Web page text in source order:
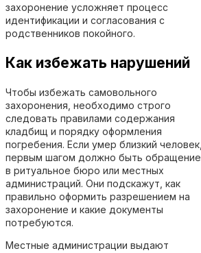
захоронение усложняет процесс
идентификации и согласования с
родственников покойного.
Как избежать нарушений
Чтобы избежать самовольного
захоронения, необходимо строго
следовать правилами содержания
кладбищ и порядку оформления
погребения. Если умер близкий человек,
первым шагом должно быть обращение
в ритуальное бюро или местных
администраций. Они подскажут, как
правильно оформить разрешением на
захоронение и какие документы
потребуются.
Местные администрации выдают